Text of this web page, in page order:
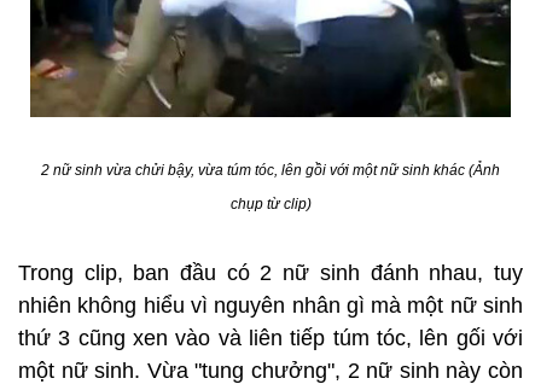
2 nữ sinh vừa chửi bậy, vừa túm tóc, lên gồi với một nữ sinh khác (Ảnh
chụp từ clip)
Trong clip, ban đầu có 2 nữ sinh đánh nhau, tuy
nhiên không hiểu vì nguyên nhân gì mà một nữ sinh
thứ 3 cũng xen vào và liên tiếp túm tóc, lên gối với
một nữ sinh. Vừa "tung chưởng", 2 nữ sinh này còn